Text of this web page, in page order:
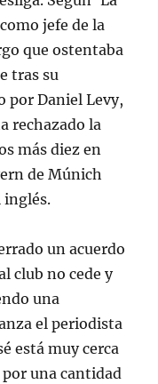
jefe de la
que ostentaba
tras su
por Daniel Levy,
rechazado la
más diez en
de Múnich
inglés.
un acuerdo
club no cede y
una
el periodista
está muy cerca
por una cantidad